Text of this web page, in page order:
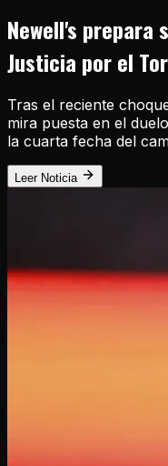
Newell's prepara
Justicia por el
Tras el reciente
mira puesta en el
la cuarta fecha del
Leer Noticia